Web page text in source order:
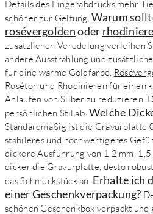
Details des Fingerabdrucks mehr
schöner zur Geltung.Warum
rosévergoldenoder
zusätzlichen Veredelung verleihen
andere Ausstrahlung und
für eine warme Goldfarbe,
Roséton und Rhodinieren für einen
Anlaufen von Silber zu reduzieren.
persönlichen Stil ab. Welche
Standardmäßig ist die Gravurplatte
stabileres und hochwertigeres
dickere Ausführung von 1,2 mm,
dicker die Gravurplatte, desto
das Schmuckstück an. Erhalte ich
einer Geschenkverpackung?
schönen Geschenkbox verpackt und